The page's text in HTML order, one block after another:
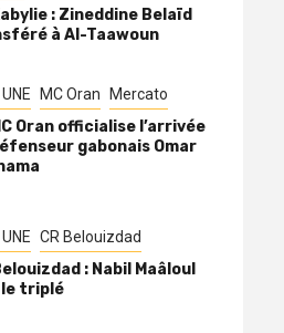
: Zineddine Belaïd
à Al-Taawoun
MC Oran Mercato
Oran officialise l’arrivée
gabonais Omar
CR Belouizdad
: Nabil Maâloul
le triplé